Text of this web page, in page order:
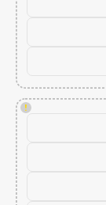
!